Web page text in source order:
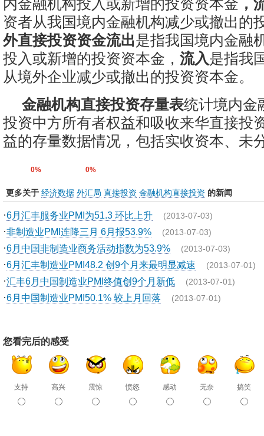
内金融机构投入或新增的投资资本金 ，
资者从我国境内金融机构减少或撤出的
外直接投资资金流出是指我国境内金融
投入或新增的投资资本金， 流入是指我
从境外企业减少或撤出的投资资本金。
金融机构直接投资存量表统计境内金
投资中方所有者权益和吸收来华直接投
益的存量数据情况，包括实收资本、未
0% 0%
更多关于 经济数据 外汇局 直接投资 金融机构直接投资 的新闻
·6月汇丰服务业PMI为51.3 环比上升 (2013-07-03)
·非制造业PMI连降三月 6月报53.9% (2013-07-03)
·6月中国非制造业商务活动指数为53.9% (2013-07-03)
·6月汇丰制造业PMI48.2 创9个月来最明显减速 (2013-07-01)
·汇丰6月中国制造业PMI终值创9个月新低 (2013-07-01)
·6月中国制造业PMI50.1% 较上月回落 (2013-07-01)
您看完后的感受
支持 高兴 震惊 愤怒 感动 无奈 搞笑